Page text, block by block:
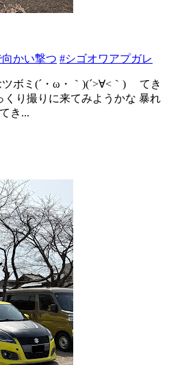
かい撃つ #シゴオワアプガレ
ボミ(´・ω・｀)(´>∀<｀)ゝ てき
くり撮りに来てみようかな 暴れ
き...